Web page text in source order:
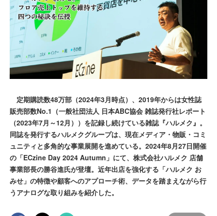
定期購読数48万部（2024年3月時点）、2019年からは女性誌
販売部数No.1（一般社団法人 日本ABC協会 雑誌発行社レポート
（2023年7月～12月））を記録し続けている雑誌『ハルメク』。
同誌を発行するハルメクグループは、現在メディア・物販・コミ
ュニティと多角的な事業展開を進めている。2024年8月27日開催
の「ECzine Day 2024 Autumn」にて、株式会社ハルメク 店舗
事業部長の勝谷進氏が登壇。近年出店を強化する「ハルメク お
みせ」の特徴や顧客へのアプローチ術、データを踏まえながら行
うアナログな取り組みを紹介した。